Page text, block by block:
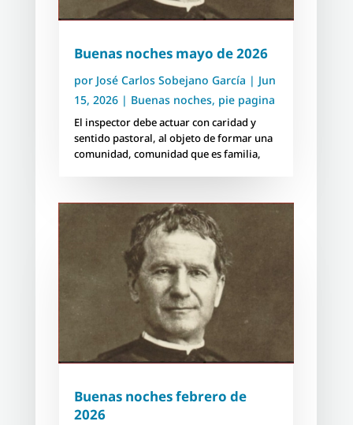
Buenas noches mayo de 2026
por José Carlos Sobejano García | Jun
15, 2026| Buenas noches, pie pagina
El inspector debe actuar con caridad y
sentido pastoral, al objeto de formar una
comunidad, comunidad que es familia,
Buenas noches febrero de
2026